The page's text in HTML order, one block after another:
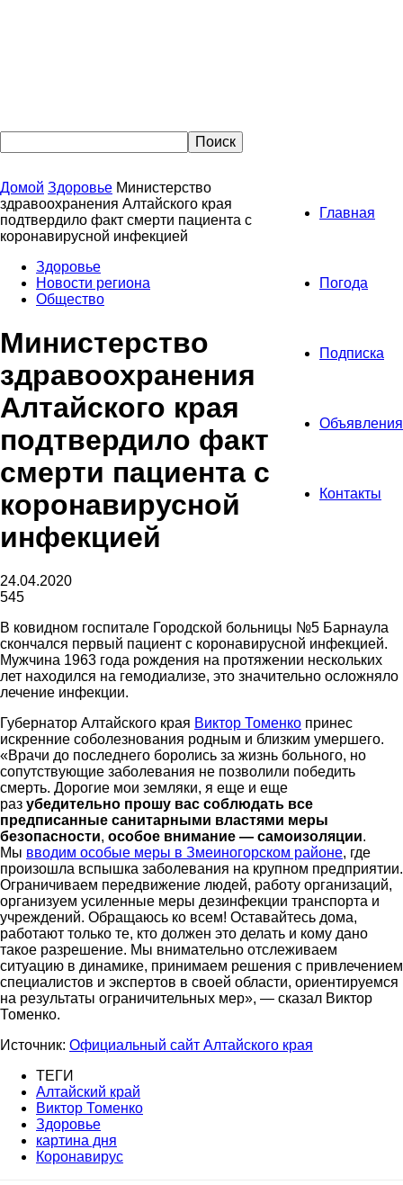
Главная
Погода
Подписка
Объявления
Контакты
Домой Здоровье Министерство
здравоохранения Алтайского края
подтвердило факт смерти пациента с
коронавирусной инфекцией
Здоровье
Новости региона
Общество
Министерство
здравоохранения
Алтайского края
подтвердило факт
смерти пациента с
коронавирусной
инфекцией
24.04.2020
545
В ковидном госпитале Городской больницы №5 Барнаула
скончался первый пациент с коронавирусной инфекцией.
Мужчина 1963 года рождения на протяжении нескольких
лет находился на гемодиализе, это значительно осложняло
лечение инфекции.
Губернатор Алтайского края Виктор Томенко принес
искренние соболезнования родным и близким умершего.
«Врачи до последнего боролись за жизнь больного, но
сопутствующие заболевания не позволили победить
смерть. Дорогие мои земляки, я еще и еще
раз убедительно прошу вас соблюдать все
предписанные санитарными властями меры
безопасности, особое внимание — самоизоляции.
Мы вводим особые меры в Змеиногорском районе, где
произошла вспышка заболевания на крупном предприятии.
Ограничиваем передвижение людей, работу организаций,
организуем усиленные меры дезинфекции транспорта и
учреждений. Обращаюсь ко всем! Оставайтесь дома,
работают только те, кто должен это делать и кому дано
такое разрешение. Мы внимательно отслеживаем
ситуацию в динамике, принимаем решения с привлечением
специалистов и экспертов в своей области, ориентируемся
на результаты ограничительных мер», — сказал Виктор
Томенко.
Источник: Официальный сайт Алтайского края
ТЕГИ
Алтайский край
Виктор Томенко
Здоровье
картина дня
Коронавирус